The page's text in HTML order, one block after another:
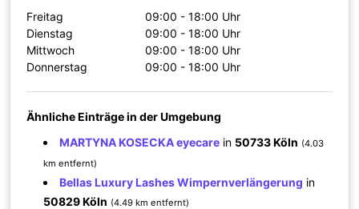
Freitag
09:00 - 18:00 Uhr
Dienstag
09:00 - 18:00 Uhr
Mittwoch
09:00 - 18:00 Uhr
Donnerstag
09:00 - 18:00 Uhr
Ähnliche Einträge in der Umgebung
MARTYNA KOSECKA eyecare in 50733 Köln (4.03
km entfernt)
Bellas Luxury Lashes Wimpernverlängerung in
50829 Köln (4.49 km entfernt)